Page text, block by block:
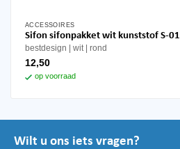
ACCESSOIRES
Sifon sifonpakket wit kunststof S-01
bestdesign wit rond
12,50
op voorraad
Wilt u ons iets vragen?